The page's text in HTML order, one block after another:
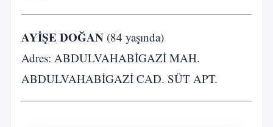
AYİŞE DOĞAN (84 yaşında)
Adres: ABDULVAHABİGAZİ MAH.
ABDULVAHABİGAZİ CAD. SÜT APT.